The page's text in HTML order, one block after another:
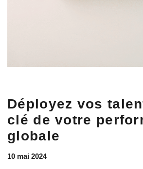
Déployez vos
clé de votre
globale
10 mai 2024